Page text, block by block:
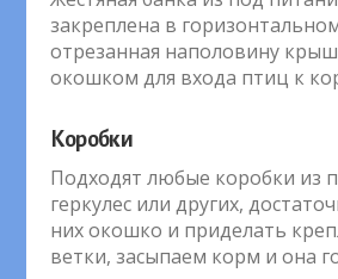
закреплена в
отрезанная наполовину
окошком для входа птиц к
Коробки
Подходят любые коробки из
геркулес или других,
них окошко и приделать
ветки, засыпаем корм и она